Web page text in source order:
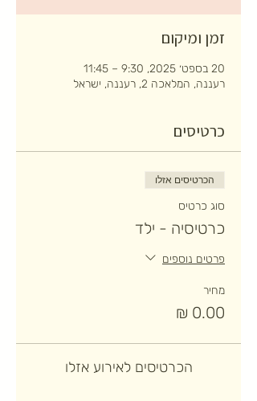
זמן ומיקום
20 בספט׳ 2025, 9:30 – 11:45
רעננה, המלאכה 2, רעננה, ישראל
כרטיסים
הכרטיסים אזלו
סוג כרטיס
כרטיסיה - ילד
פרטים נוספים
מחיר
הכרטיסים לאירוע אזלו